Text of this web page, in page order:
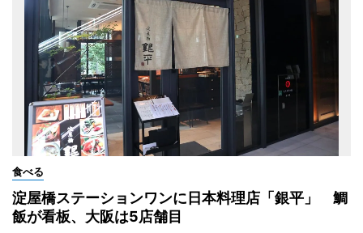
食べる
淀屋橋ステーションワンに日本料理店「銀平」 鯛
飯が看板、大阪は5店舗目